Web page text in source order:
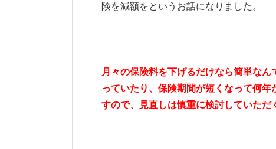
険を減額をというお話になりました。
月々の保険料を下げるだけなら簡単な
っていたり、保険期間が短くなって何
すので、見直しは慎重に検討していただ